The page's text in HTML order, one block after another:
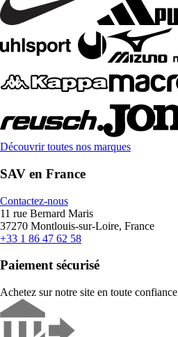
Découvrir toutes nos marques
SAV en France
Contactez-nous
11 rue Bernard Maris
37270 Montlouis-sur-Loire, France
+33 1 86 47 62 58
Paiement sécurisé
Achetez sur notre site en toute confiance